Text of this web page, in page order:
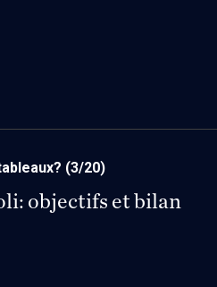
(3/20)
objectifs et bilan